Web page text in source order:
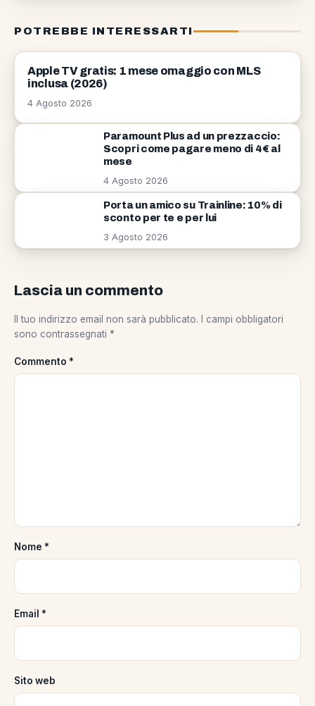
POTREBBE INTERESSARTI
NEWS
Apple TV gratis: 1 mese omaggio con MLS
inclusa (2026)
4 Agosto 2026
Paramount Plus ad un prezzaccio:
Scopri come pagare meno di 4€ al
mese
4 Agosto 2026
Porta un amico su Trainline: 10% di
sconto per te e per lui
3 Agosto 2026
Lascia un commento
Il tuo indirizzo email non sarà pubblicato.
I campi obbligatori
sono contrassegnati *
Commento *
Nome *
Email *
Sito web